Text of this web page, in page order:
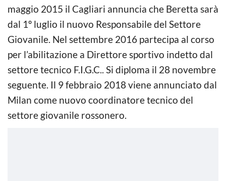
maggio 2015 il Cagliari annuncia che Beretta sarà
dal 1º luglio il nuovo Responsabile del Settore
Giovanile. Nel settembre 2016 partecipa al corso
per l’abilitazione a Direttore sportivo indetto dal
settore tecnico F.I.G.C.. Si diploma il 28 novembre
seguente. Il 9 febbraio 2018 viene annunciato dal
Milan come nuovo coordinatore tecnico del
settore giovanile rossonero.